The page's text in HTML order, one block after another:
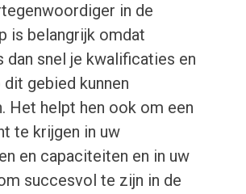
in de
is belangrijk omdat
dan snel je kwalificaties en
gebied kunnen
Het helpt hen ook om een
te krijgen in uw
en capaciteiten en in uw
succesvol te zijn in de